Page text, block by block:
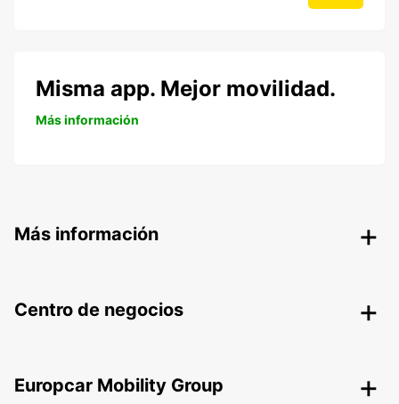
Misma app. Mejor movilidad.
Más información
Más información
Centro de negocios
Europcar Mobility Group